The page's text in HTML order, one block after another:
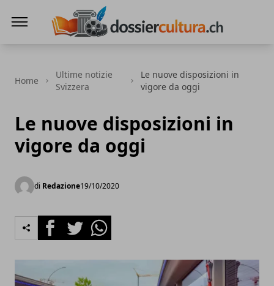
Home
Ultime notizie
Svizzera
Le nuove disposizioni in
vigore da oggi
Le nuove disposizioni in
vigore da oggi
di Redazione19/10/2020
FacebookTwitterWhatsapp